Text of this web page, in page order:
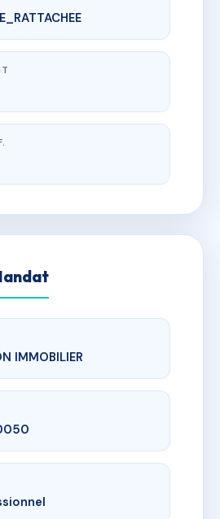
AB3583093
La Palmeraie Lot 104
de Sauzet
IMMOBILIER